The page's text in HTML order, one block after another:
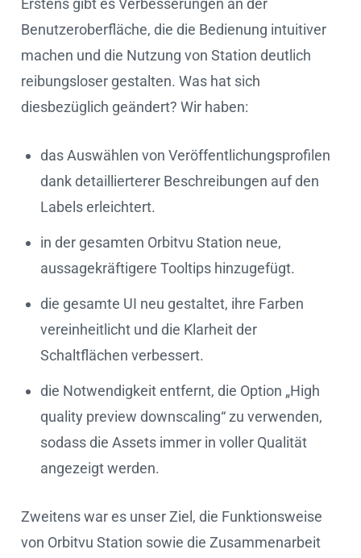
Erstens gibt es Verbesserungen an der
Benutzeroberfläche, die die Bedienung intuitiver
machen und die Nutzung von Station deutlich
reibungsloser gestalten. Was hat sich
diesbezüglich geändert? Wir haben:
das Auswählen von Veröffentlichungsprofilen
dank detaillierterer Beschreibungen auf den
Labels erleichtert.
in der gesamten Orbitvu Station neue,
aussagekräftigere Tooltips hinzugefügt.
die gesamte UI neu gestaltet, ihre Farben
vereinheitlicht und die Klarheit der
Schaltflächen verbessert.
die Notwendigkeit entfernt, die Option „High
quality preview downscaling“ zu verwenden,
sodass die Assets immer in voller Qualität
angezeigt werden.
Zweitens war es unser Ziel, die Funktionsweise
von Orbitvu Station sowie die Zusammenarbeit